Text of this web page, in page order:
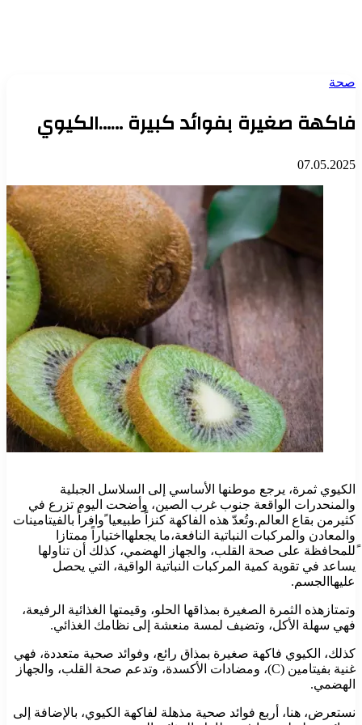
صحة
فاكهة صغيرة بفوائد كبيرة ……الكيوي
07.05.2025
الكيوي ثمرة، يرجع موطنها الأساسي إلى السلاسل الجبلية
والمنحدرات الواقعة جنوب غرب الصين، وأضحت اليوم تزرع في
كثيرمن بقاع العالم.وتُعدّ هذه الفاكهة كنزاً طبيعيا ًوافراً بالفيتامينات
والمعادن والمركبات النباتية النافعة،ما يجعلهااختياراً ممتازا
ًللمحافظة على صحة القلب، والجهاز الهضمي، كذلك أن تناولها
يساعد في تقوية كمية المركبات النباتية الواقية، التي يحصل
عليهاالجسم.
وتمتازهذه الثمرة الصغيرة بمذاقها الحلو، وقيمتها الغذائية الرفيعة،
فهي سهلة الأكل، وتضيف لمسة منعشة إلى نظامك الغذائي.
كذلك، الكيوي فاكهة صغيرة بمذاق رائع، وفوائد صحية متعددة، فهي
غنية بفيتامين (C)، ومضادات الأكسدة، وتدعم صحة القلب، والجهاز
الهضمي.
نستعرض، هنا، أربع فوائد صحية مذهلة لفاكهة الكيوي، بالإضافة إلى